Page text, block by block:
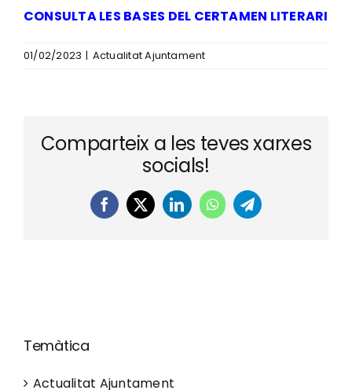
CONSULTA LES BASES DEL CERTAMEN LITERARI
01/02/2023 | Actualitat Ajuntament
Comparteix a les teves xarxes
socials!
Facebook
X LinkedInWhatsAppTelegram
Temàtica
Actualitat Ajuntament